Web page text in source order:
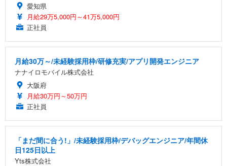
愛知県
月給29万5,000円～41万5,000円
正社員
月給30万～/未経験採用枠/研修充実/アプリ開発エンジニア
ナナイロモバイル株式会社
大阪府
月給30万円～50万円
正社員
「まだ間に合う!」/未経験採用枠/デバッグエンジニア/年間休
日125日以上
Yts株式会社